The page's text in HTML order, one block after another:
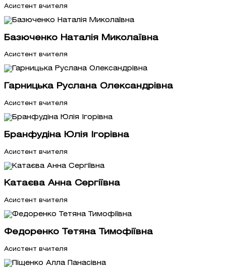
Асистент вчителя
Базюченко Наталія Миколаївна
Асистент вчителя
Гарницька Руслана Олександрівна
Асистент вчителя
Бранфудіна Юлія Ігорівна
Асистент вчителя
Катаєва Анна Сергіївна
Асистент вчителя
Федоренко Тетяна Тимофіївна
Асистент вчителя